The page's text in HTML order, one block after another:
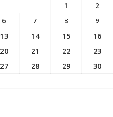
1
2
6 7 8
9
13 14 15
16
20 21 22
23
27 28 29
30